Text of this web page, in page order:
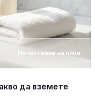
Почистване на лице
да вземете